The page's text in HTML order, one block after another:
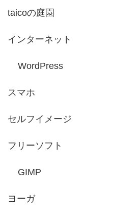
taicoの庭園
インターネット
WordPress
スマホ
セルフイメージ
フリーソフト
GIMP
ヨーガ